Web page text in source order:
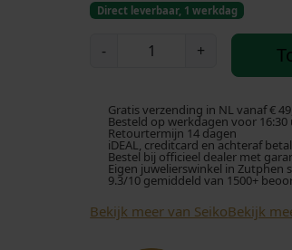
Direct leverbaar, 1 werkdag
-
5
+
Gratis verzending in NL vanaf €
Besteld op werkdagen voor
Retourtermijn 14 dagen
iDEAL, creditcard en achteraf
Bestel bij officieel dealer met
Eigen juwelierswinkel in Zutphen
9.3/10 gemiddeld van 1500+
Bekijk meer van SeikoBekijk